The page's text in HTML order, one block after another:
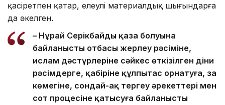
қасіретпен қатар, елеулі материалдық шығындарға
да әкелген.
– Нұрай Серікбайдың қаза болуына
байланысты отбасы жерлеу рәсіміне,
ислам дәстүрлеріне сәйкес өткізілген діни
рәсімдерге, қабіріне құлпытас орнатуға, заң
көмегіне, сондай-ақ тергеу әрекеттері мен
сот процесіне қатысуға байланысты